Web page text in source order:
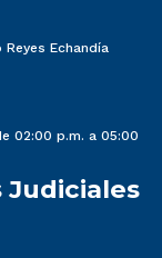
Echandía
02:00 p.m. a 05:00
Judiciales